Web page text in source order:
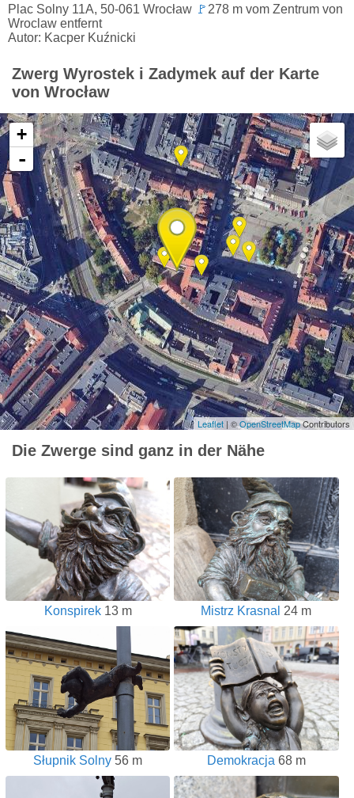
Plac Solny 11A, 50-061 Wrocław 🚩 278 m vom Zentrum von
Wroclaw entfernt
Autor: Kacper Kuźnicki
Zwerg Wyrostek i Zadymek auf der Karte
von Wrocław
+
-
Leaflet | ©OpenStreetMapContributors
Die Zwerge sind ganz in der Nähe
Konspirek13 m Mistrz Krasnal 24 m
Słupnik Solny 56 m Demokracja 68 m